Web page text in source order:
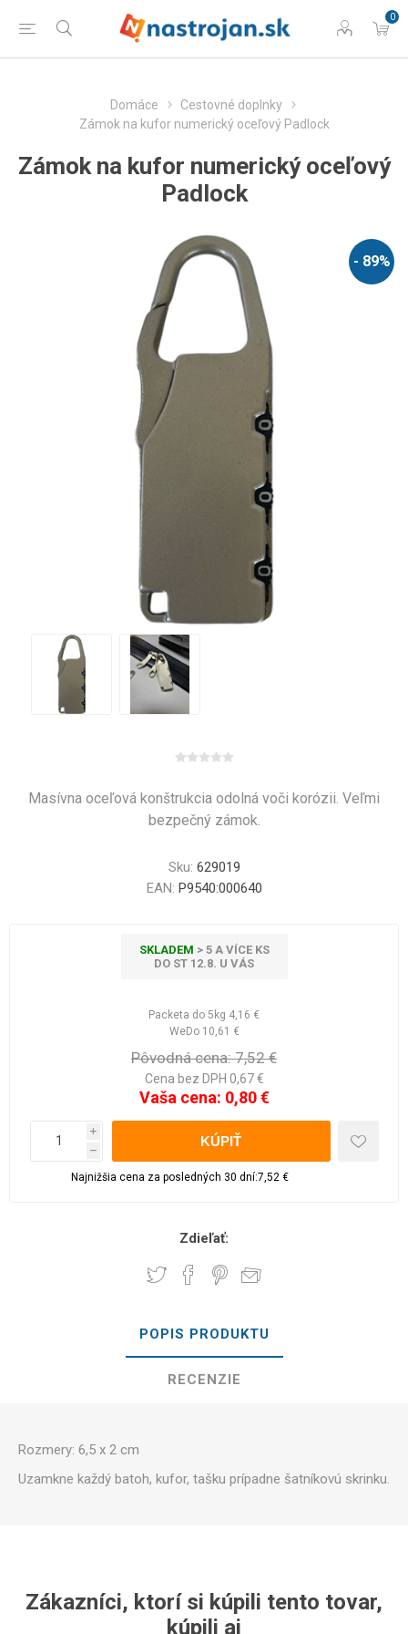
0
Domáce
Cestovné doplnky
Zámok na kufor numerický oceľový Padlock
Zámok na kufor numerický oceľový
Padlock
- 89%
Masívna oceľová konštrukcia odolná voči korózii. Veľmi
bezpečný zámok.
Sku: 629019
EAN: P9540:000640
SKLADEM > 5 A VÍCE KS
DO ST 12.8. U VÁS
Packeta do 5kg 4,16 €
WeDo 10,61 €
Pôvodná cena: 7,52 €
Cena bez DPH 0,67 €
Vaša cena: 0,80 €
i
h
Najnižšia cena za posledných 30 dní:7,52 €
Zdieľať:
POPIS PRODUKTU
RECENZIE
Rozmery: 6,5 x 2 cm
Uzamkne každý batoh, kufor, tašku prípadne šatníkovú skrinku.
Zákazníci, ktorí si kúpili tento tovar,
kúpili aj